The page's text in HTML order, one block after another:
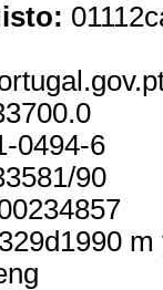
0494-6
90